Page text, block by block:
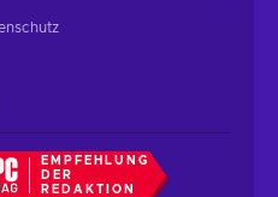
EMPFEHLUNG
DER
REDAKTION